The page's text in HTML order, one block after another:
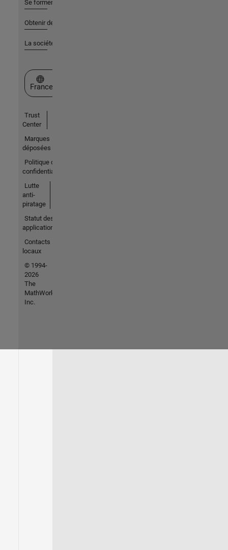
Se former
Obtenir de l'aide
La société
Sélectionner un site web
France
Trust
Center
Marques
déposées
Politique de
confidentialité
Lutte
anti-
piratage
Statut des
applications
Contacts
locaux
© 1994-
2026
The
MathWorks,
Inc.